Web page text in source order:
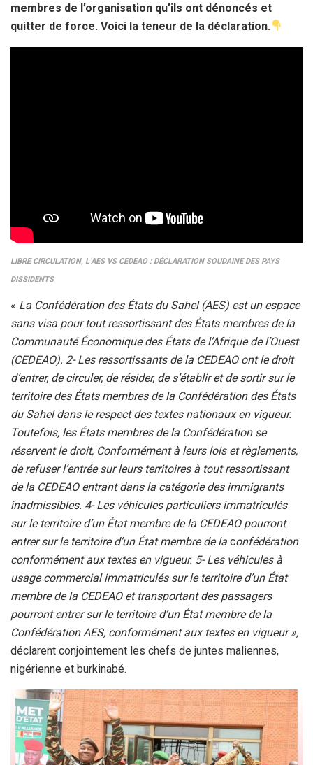
membres de l’organisation qu’ils ont dénoncés et
quitter de force. Voici la teneur de la déclaration.
LIBRE CIRCULATION, L’AES VS CEDEAO : DÉCLARATION SOUDAINE DES PAYS
DISSIDENTS
« La Confédération des États du Sahel (AES) est un espace
sans visa pour tout ressortissant des États membres de la
Communauté Économique des États de l’Afrique de l’Ouest
(CEDEAO). 2- Les ressortissants de la CEDEAO ont le droit
d’entrer, de circuler, de résider, de s’établir et de sortir sur le
territoire des États membres de la Confédération des États
du Sahel dans le respect des textes nationaux en vigueur.
Toutefois, les États membres de la Confédération se
réservent le droit, Conformément à leurs lois et règlements,
de refuser l’entrée sur leurs territoires à tout ressortissant
de la CEDEAO entrant dans la catégorie des immigrants
inadmissibles. 4- Les véhicules particuliers immatriculés
sur le territoire d’un État membre de la CEDEAO pourront
entrer sur le territoire d’un État membre de la confédération
conformément aux textes en vigueur. 5- Les véhicules à
usage commercial immatriculés sur le territoire d’un État
membre de la CEDEAO et transportant des passagers
pourront entrer sur le territoire d’un État membre de la
Confédération AES, conformément aux textes en vigueur »,
déclarent conjointement les chefs de juntes maliennes,
nigérienne et burkinabé.